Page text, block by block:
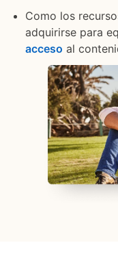
Como los
adquirirse para
acceso opens in a
al